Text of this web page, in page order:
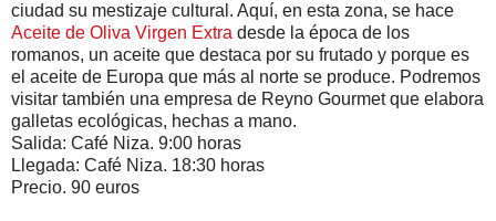
ciudad su mestizaje cultural. Aquí, en esta zona, se hace
Aceite de Oliva Virgen Extra desde la época de los
romanos, un aceite que destaca por su frutado y porque es
el aceite de Europa que más al norte se produce. Podremos
visitar también una empresa de Reyno Gourmet que elabora
galletas ecológicas, hechas a mano.
Salida: Café Niza. 9:00 horas
Llegada: Café Niza. 18:30 horas
Precio. 90 euros